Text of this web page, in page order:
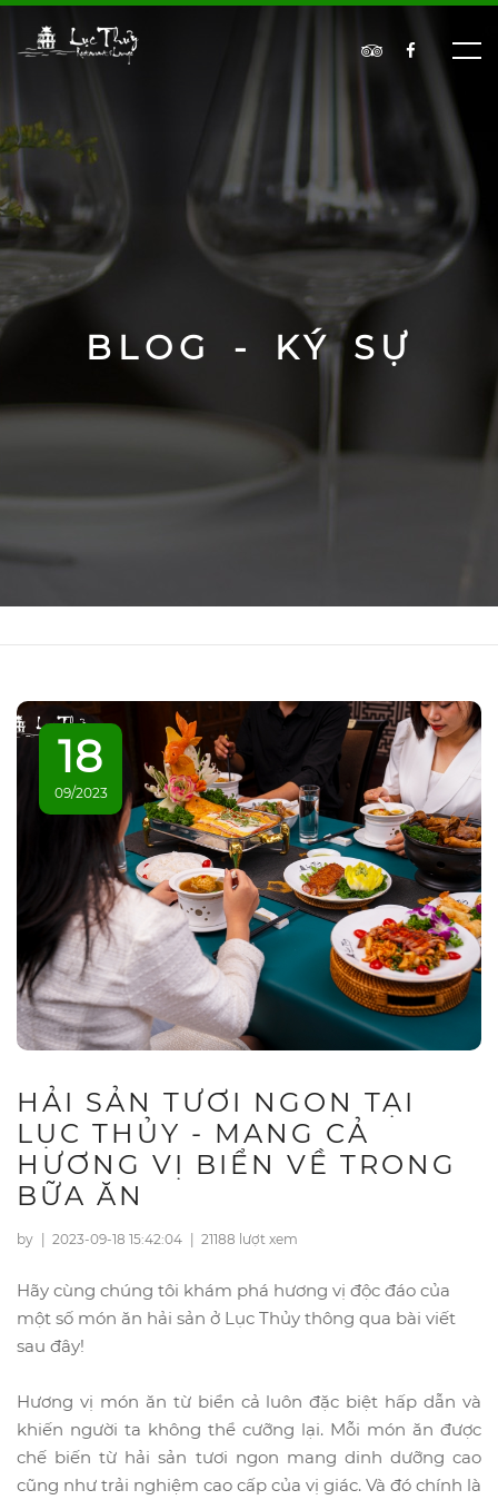
BLOG - KÝ SỰ
18
09/2023
HẢI SẢN TƯƠI NGON TẠI
LỤC THỦY - MANG CẢ
HƯƠNG VỊ BIỂN VỀ TRONG
BỮA ĂN
by | 2023-09-18 15:42:04 | 21188 lượt xem
Hãy cùng chúng tôi khám phá hương vị độc đáo của
một số món ăn hải sản ở Lục Thủy thông qua bài viết
sau đây!
Hương vị món ăn từ biển cả luôn đặc biệt hấp dẫn và
khiến người ta không thể cưỡng lại. Mỗi món ăn được
chế biến từ hải sản tươi ngon mang dinh dưỡng cao
cũng như trải nghiệm cao cấp của vị giác. Và đó chính là